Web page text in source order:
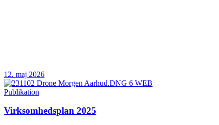
12. maj 2026
Publikation
Virksomhedsplan 2025